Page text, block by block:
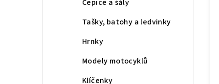
Čepice a šály
Tašky, batohy a ledvinky
Hrnky
Modely motocyklů
Klíčenky